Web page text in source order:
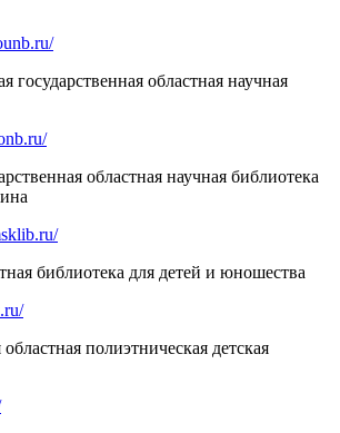
государственная областная научная
областная научная библиотека
библиотека для детей и юношества
полиэтническая детская